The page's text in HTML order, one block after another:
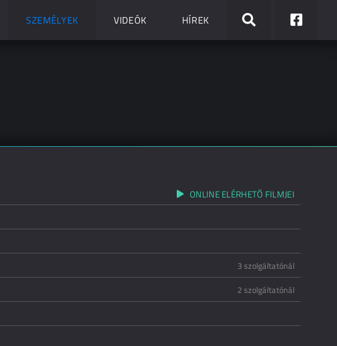
SZEMÉLYEK VIDEÓK HÍREK
ONLINE ELÉRHETŐ FILMJEI
3 szolgáltatónál
2 szolgáltatónál